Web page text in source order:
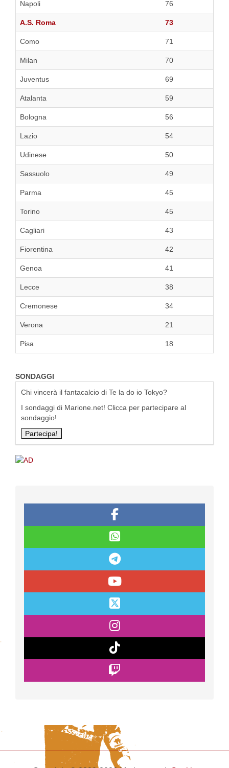
Napoli 76
A.S. Roma 73
Como 71
Milan 70
Juventus 69
Atalanta 59
Bologna 56
Lazio 54
Udinese 50
Sassuolo 49
Parma 45
Torino 45
Cagliari 43
Fiorentina 42
Genoa 41
Lecce 38
Cremonese 34
Verona 21
Pisa 18
SONDAGGI
Chi vincerà il fantacalcio di Te la do io Tokyo?
I sondaggi di Marione.net! Clicca per partecipare al
sondaggio!